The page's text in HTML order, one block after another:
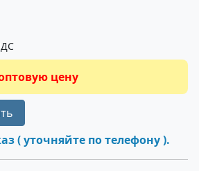
Получить оптовую цену
( уточняйте по телефону ).